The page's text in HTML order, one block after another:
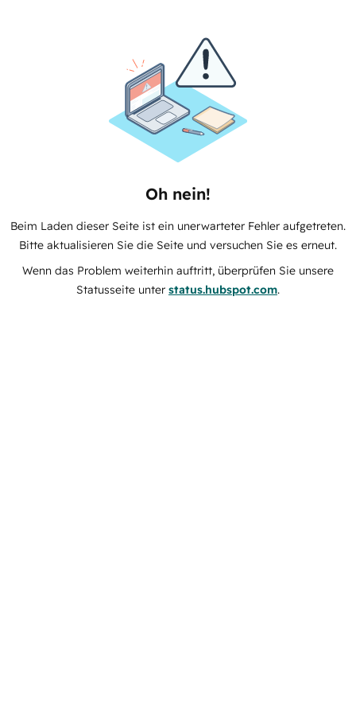
Oh nein!
Beim Laden dieser Seite ist ein unerwarteter Fehler aufgetreten.
Bitte aktualisieren Sie die Seite und versuchen Sie es erneut.
Wenn das Problem weiterhin auftritt, überprüfen Sie unsere
Statusseite unter status.hubspot.com.